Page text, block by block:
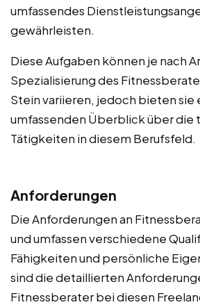
umfassendes
gewährleisten.
Diese Aufgaben können je nach
Spezialisierung des
Stein variieren, jedoch bieten sie
umfassenden Überblick über die
Tätigkeiten in diesem Berufsfeld.
Anforderungen
Die Anforderungen an
und umfassen verschiedene
Fähigkeiten und persönliche
sind die detaillierten
Fitnessberater bei diesen